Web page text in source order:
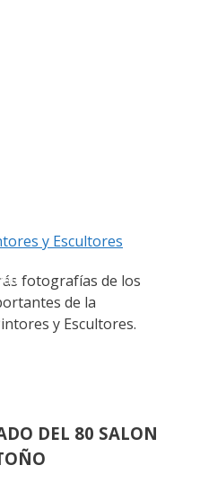
fotografías de los
de la
y Escultores.
DEL 80 SALON